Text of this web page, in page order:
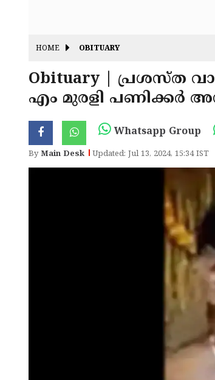
HOME OBITUARY
Obituary | പ്രശസ്ത
എം മുരളി പണിക്കർ
Whatsapp Group
ByMain Desk Updated: Jul 13, 2024, 15:34 IST